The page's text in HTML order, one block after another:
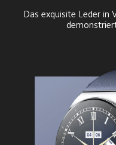
Das exquisite Leder in